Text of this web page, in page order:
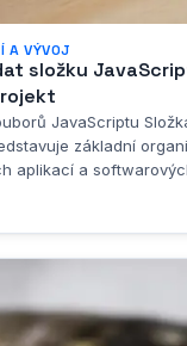
A VÝVOJ
složku
JavaScriptu
základní
aplikací a
dobře ví, že bez